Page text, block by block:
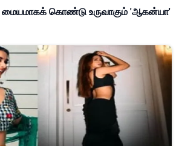
மையமாகக் கொண்டு உருவாகும் 'ஆகன்யா'